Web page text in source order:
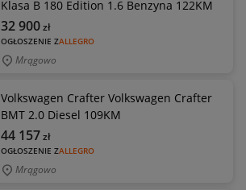
Klasa B 180 Edition 1.6 Benzyna 122KM
OGŁOSZENIE ZALLEGRO
32 900zł
Mrągowo
Volkswagen Crafter Volkswagen Crafter
BMT 2.0 Diesel 109KM
OGŁOSZENIE ZALLEGRO
44 157zł
Mrągowo